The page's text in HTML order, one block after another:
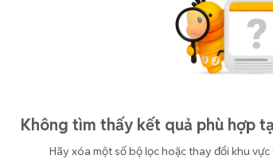
Không tìm thấy kết quả phù hợp
Hãy xóa một số bộ lọc hoặc thay đổi khu